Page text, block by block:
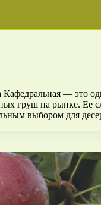
Кафедральная — это
груш на рынке. Ее
выбором для